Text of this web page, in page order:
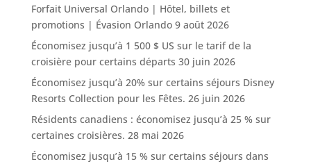
Forfait Universal Orlando | Hôtel, billets et
promotions | Évasion Orlando 9 août 2026
Économisez jusqu’à 1 500 $ US sur le tarif de la
croisière pour certains départs 30 juin 2026
Économisez jusqu’à 20% sur certains séjours Disney
Resorts Collection pour les Fêtes. 26 juin 2026
Résidents canadiens : économisez jusqu’à 25 % sur
certaines croisières. 28 mai 2026
Économisez jusqu’à 15 % sur certains séjours dans